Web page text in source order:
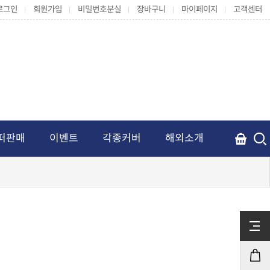
그인 회원가입 비밀번호분실 장바구니 마이페이지 고객센터
판매 이벤트 각종커버 해외소개